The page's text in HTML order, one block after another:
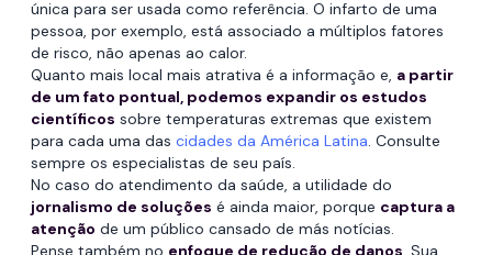
única para ser usada como referência. O infarto de uma
pessoa, por exemplo, está associado a múltiplos fatores
de risco, não apenas ao calor.
Quanto mais local mais atrativa é a informação e, a partir
de um fato pontual, podemos expandir os estudos
científicos sobre temperaturas extremas que existem
para cada uma das cidades da América Latina. Consulte
sempre os especialistas de seu país.
No caso do atendimento da saúde, a utilidade do
jornalismo de soluções é ainda maior, porque captura a
atenção de um público cansado de más notícias.
Pense também no enfoque de redução de danos. Sua